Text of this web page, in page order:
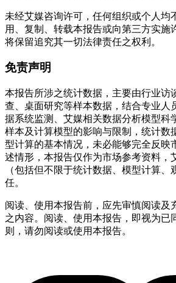
未经艾媒咨询许可，任何组织或个人均
用、复制、转载本报告或向第三方实施
将保留追究其一切法律责任之权利。
免责声明
本报告所涉之统计数据，主要由行业访
查、桌面研究等样本数据，结合专业人
据系统监测、艾媒相关数据分析模型科
样本及计算模型的影响与限制，统计数
型计算的基本情况，未必能够完全反映
述情形，本报告仅作为市场参考资料，
（包括但不限于统计数据、模型计算、
任。
阅读、使用本报告前，应先审慎阅读及
之内容。阅读、使用本报告，即视为已
则，请勿阅读或使用本报告。